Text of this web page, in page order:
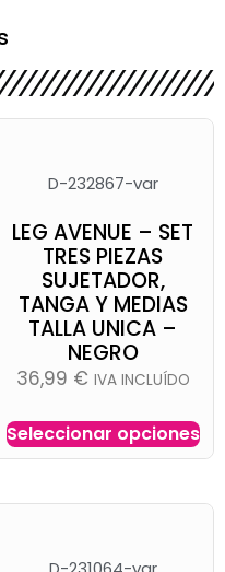
D-232867-var
LEG AVENUE – SET
TRES PIEZAS
SUJETADOR,
TANGA Y MEDIAS
TALLA UNICA –
NEGRO
36,99 € IVA INCLUÍDO
Seleccionar opciones